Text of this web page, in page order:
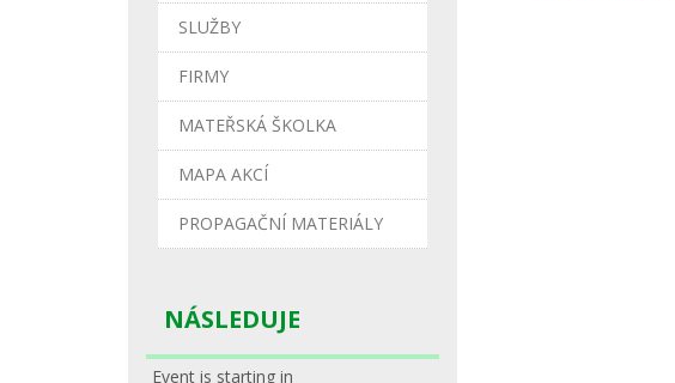
SLUŽBY
FIRMY
MATEŘSKÁ ŠKOLKA
MAPA AKCÍ
PROPAGAČNÍ MATERIÁLY
NÁSLEDUJE
Event is starting in